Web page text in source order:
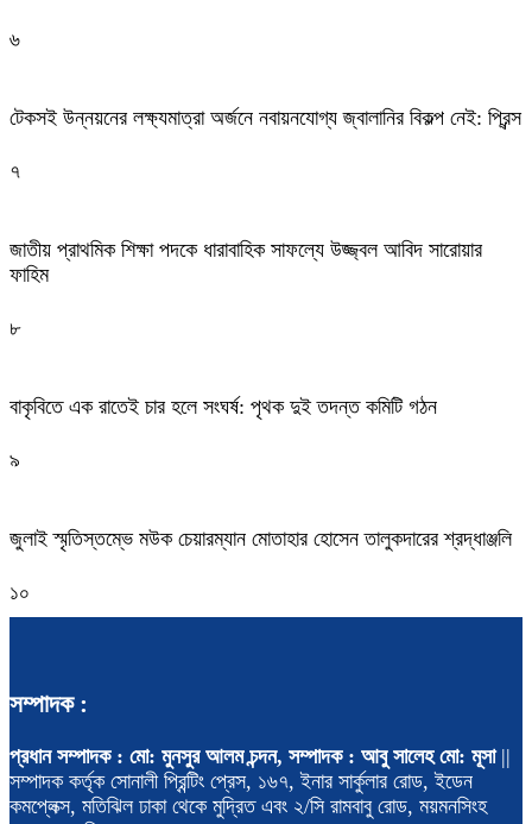
৬
টেকসই উন্নয়নের লক্ষ্যমাত্রা অর্জনে নবায়নযোগ্য জ্বালানির বিকল্প নেই: প্রিন্স
৭
জাতীয় প্রাথমিক শিক্ষা পদকে ধারাবাহিক সাফল্যে উজ্জ্বল আবিদ সারোয়ার
ফাহিম
৮
বাকৃবিতে এক রাতেই চার হলে সংঘর্ষ: পৃথক দুই তদন্ত কমিটি গঠন
৯
জুলাই স্মৃতিস্তম্ভে মউক চেয়ারম্যান মোতাহার হোসেন তালুকদারের শ্রদ্ধাঞ্জলি
১০
সম্পাদক :
প্রধান সম্পাদক : মো: মুনসুর আলম চন্দন, সম্পাদক : আবু সালেহ মো: মূসা||
সম্পাদক কর্তৃক সোনালী প্রিন্টিং প্রেস, ১৬৭, ইনার সার্কুলার রোড, ইডেন
কমপ্লেক্স, মতিঝিল ঢাকা থেকে মুদ্রিত এবং ২/সি রামবাবু রোড, ময়মনসিংহ